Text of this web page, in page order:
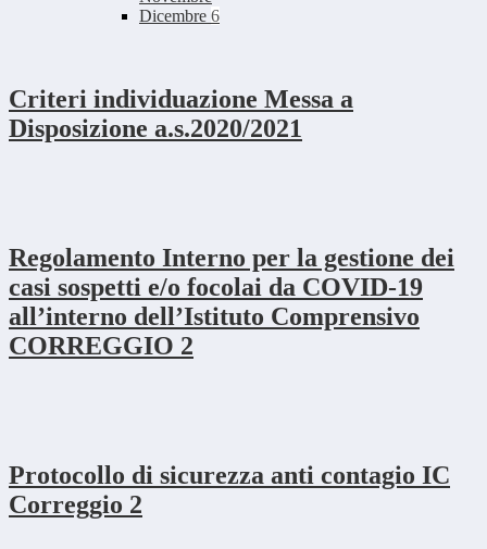
Dicembre 6
Criteri individuazione Messa a
Disposizione a.s.2020/2021
Regolamento Interno per la gestione dei
casi sospetti e/o focolai da COVID-19
all’interno dell’Istituto Comprensivo
CORREGGIO 2
Protocollo di sicurezza anti contagio IC
Correggio 2